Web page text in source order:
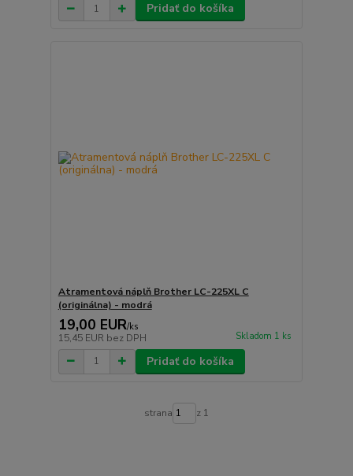
Pridať do košíka
Atramentová náplň Brother LC-225XL C
(originálna) - modrá
19,00 EUR/ks
15,45 EUR bez DPH Skladom 1 ks
Pridať do košíka
strana z 1